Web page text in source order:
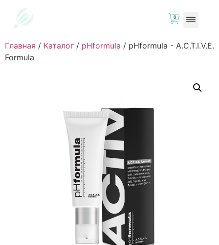
0
Главная / Каталог / pHformula / pHformula - A.C.T.I.V.E.
Formula